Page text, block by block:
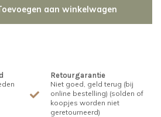
aan winkelwagen
Retourgarantie
Niet goed, geld terug (bij
online bestelling) (solden of
koopjes worden niet
geretourneerd)